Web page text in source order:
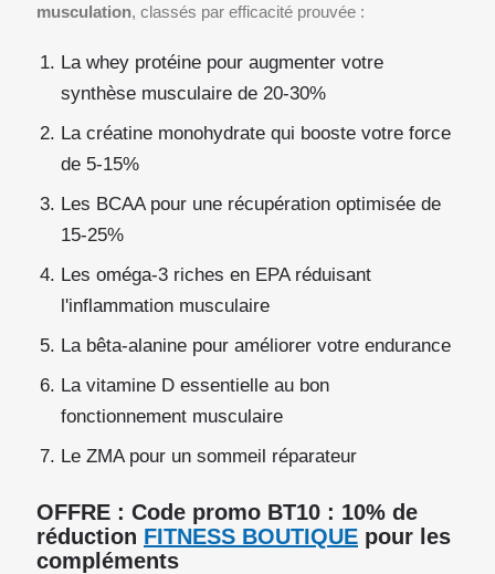
musculation, classés par efficacité prouvée :
La whey protéine pour augmenter votre
synthèse musculaire de 20-30%
La créatine monohydrate qui booste votre force
de 5-15%
Les BCAA pour une récupération optimisée de
15-25%
Les oméga-3 riches en EPA réduisant
l'inflammation musculaire
La bêta-alanine pour améliorer votre endurance
La vitamine D essentielle au bon
fonctionnement musculaire
Le ZMA pour un sommeil réparateur
OFFRE : Code promo BT10 : 10% de
réduction FITNESS BOUTIQUE pour les
compléments